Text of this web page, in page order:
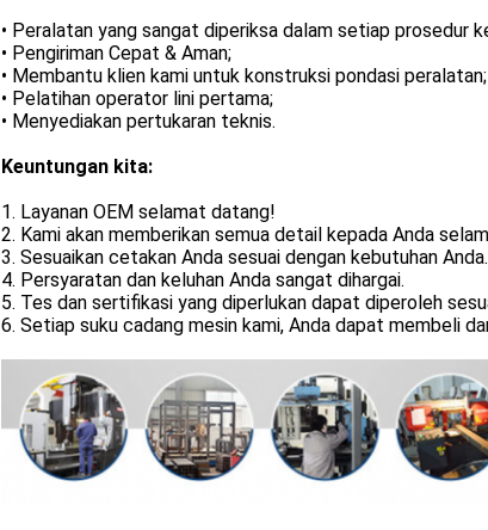
• Peralatan yang sangat diperiksa dalam setiap prosedur
• Pengiriman Cepat & Aman;
• Membantu klien kami untuk konstruksi pondasi peralatan;
• Pelatihan operator lini pertama;
• Menyediakan pertukaran teknis.
Keuntungan kita:
1. Layanan OEM selamat datang!
2. Kami akan memberikan semua detail kepada Anda
3. Sesuaikan cetakan Anda sesuai dengan kebutuhan Anda.
4. Persyaratan dan keluhan Anda sangat dihargai.
5. Tes dan sertifikasi yang diperlukan dapat diperoleh
6. Setiap suku cadang mesin kami, Anda dapat membeli